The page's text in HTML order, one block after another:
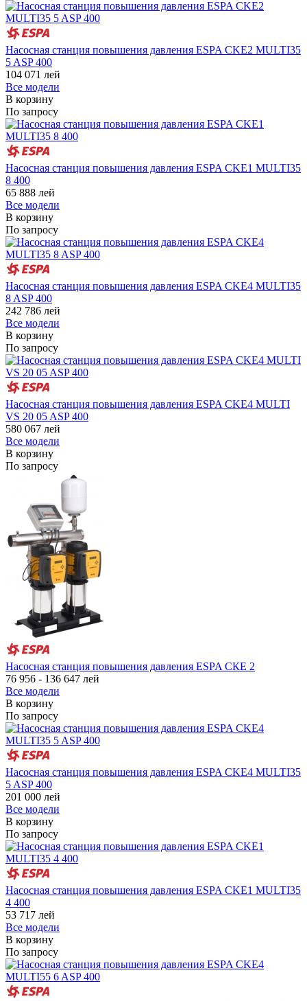
Насосная станция повышения давления ESPA CKE2 MULTI35
5 ASP 400
104 071 лей
Все модели
В корзину
По запросу
Насосная станция повышения давления ESPA CKE1 MULTI35
8 400
65 888 лей
Все модели
В корзину
По запросу
Насосная станция повышения давления ESPA CKE4 MULTI35
8 ASP 400
242 786 лей
Все модели
В корзину
По запросу
Насосная станция повышения давления ESPA CKE4 MULTI
VS 20 05 ASP 400
580 067 лей
Все модели
В корзину
По запросу
Насосная станция повышения давления ESPA СКЕ 2
76 956 - 136 647 лей
Все модели
В корзину
По запросу
Насосная станция повышения давления ESPA CKE4 MULTI35
5 ASP 400
201 000 лей
Все модели
В корзину
По запросу
Насосная станция повышения давления ESPA CKE1 MULTI35
4 400
53 717 лей
Все модели
В корзину
По запросу